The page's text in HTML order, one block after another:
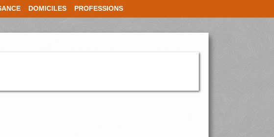
DOMICILES PROFESSIONS